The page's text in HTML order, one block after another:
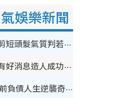
娛樂新聞
簡淑兒染金毛剪短頭髮氣質判若兩人！嚇壞老公麥大力都認唔出：「你做咩事？」
湯洛雯傳終於有好消息造人成功！兩大細節曝孕味極濃惹猜測：大肚婆先會咁！
五索親揭10年前負債人生逆襲奇蹟！全靠去一地方轉運後即遇上馬先生